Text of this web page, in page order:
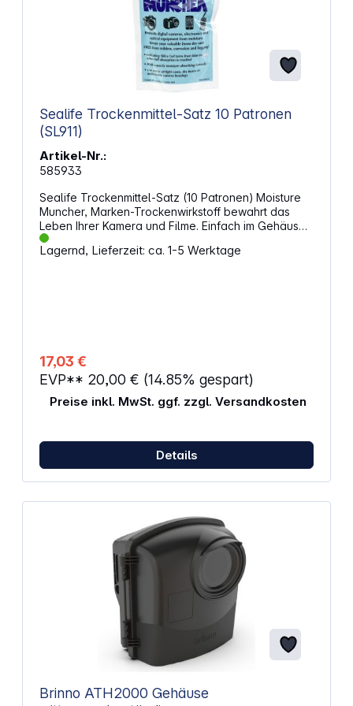
Sealife Trockenmittel-Satz 10 Patronen
(SL911)
Artikel-Nr.:
585933
Sealife Trockenmittel-Satz (10 Patronen) Moisture
Muncher, Marken-Trockenwirkstoff bewahrt das
Leben Ihrer Kamera und Filme. Einfach im Gehäuse
befestigen.
Lagernd, Lieferzeit: ca. 1-5 Werktage
17,03 €
EVP** 20,00 € (14.85% gespart)
Preise inkl. MwSt. ggf. zzgl. Versandkosten
Details
Brinno ATH2000 Gehäuse